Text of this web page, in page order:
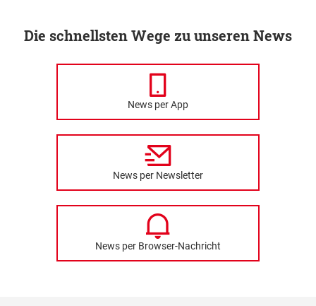
Die schnellsten Wege zu unseren News
News per App
News per Newsletter
News per Browser-Nachricht